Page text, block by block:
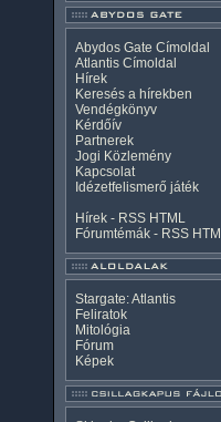
Abydos Gate Címoldal
Atlantis Címoldal
Hírek
Keresés a hírekben
Vendégkönyv
Kérdőív
Partnerek
Jogi Közlemény
Kapcsolat
Idézetfelismerő játék
Hírek - RSS HTML
Fórumtémák - RSS
Stargate: Atlantis
Feliratok
Mitológia
Fórum
Képek